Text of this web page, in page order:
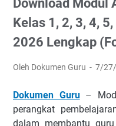
Download Modul
Kelas 1, 2, 3, 4,
2026 Lengkap
Oleh Dokumen Guru 7/
Dokumen Guru–
perangkat
dalam membantu guru